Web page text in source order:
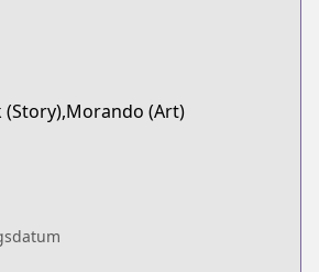
(Story),Morando (Art)